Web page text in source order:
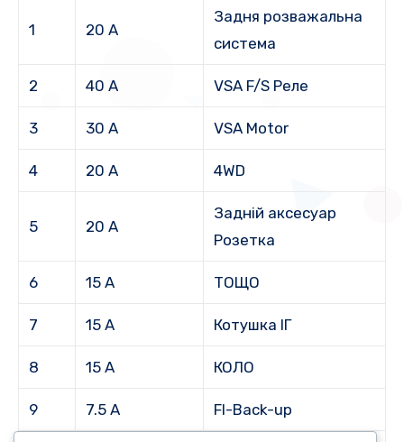
1 20 А
Задня розважальна
система
2 40 А VSA F/S Реле
3 30 А VSA Motor
4 20 А 4WD
5 20 А
Задній аксесуар
Розетка
6 15 А ТОЩО
7 15 А Котушка ІГ
8 15 А КОЛО
9 7.5 А FI-Back-up